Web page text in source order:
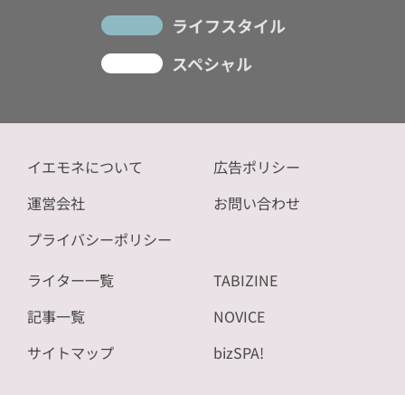
ライフスタイル
スペシャル
イエモネについて
運営会社
プライバシーポリシー
広告ポリシー
お問い合わせ
ライター一覧
記事一覧
サイトマップ
TABIZINE
NOVICE
bizSPA!